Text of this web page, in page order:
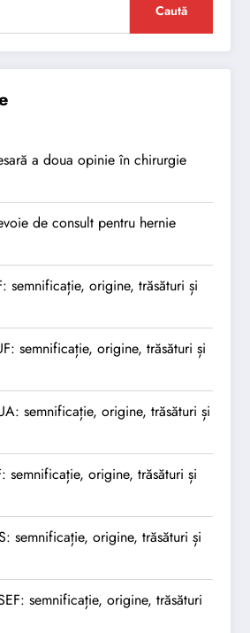
Caută
a doua opinie în chirurgie
de consult pentru hernie
semnificație, origine, trăsături și
semnificație, origine, trăsături și
semnificație, origine, trăsături și
semnificație, origine, trăsături și
semnificație, origine, trăsături și
semnificație, origine, trăsături